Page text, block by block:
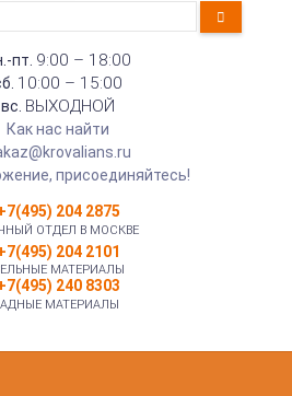
пт. 9:00 – 18:00
10:00 – 15:00
вс. ВЫХОДНОЙ
Как нас найти
присоединяйтесь!
204 2875
ОТДЕЛ В МОСКВЕ
204 2101
МАТЕРИАЛЫ
240 8303
МАТЕРИАЛЫ